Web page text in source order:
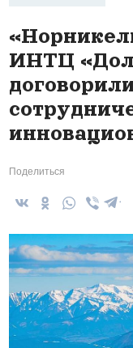
ИНТЦ
Поделиться